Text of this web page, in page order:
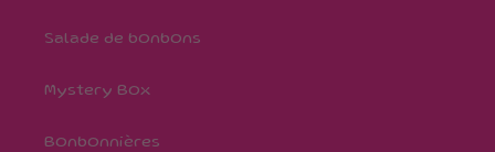
Salade de bonbons
Mystery Box
Bonbonnières